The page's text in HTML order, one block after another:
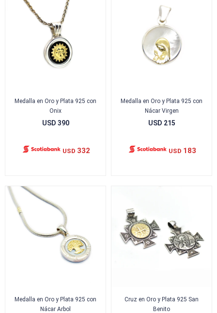
Medalla en Oro y Plata 925 con
Onix
USD 390
USD 332
Medalla en Oro y Plata 925 con
Nácar Virgen
USD 215
USD 183
Medalla en Oro y Plata 925 con
Nácar Arbol
Cruz en Oro y Plata 925 San
Benito